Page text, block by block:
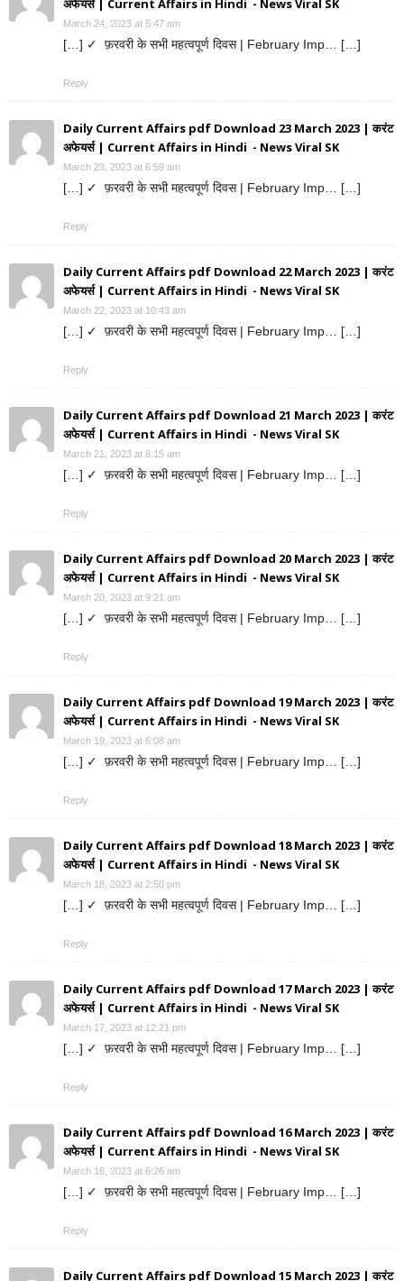
अफेयर्स | Current Affairs in Hindi - News Viral SK
March 24, 2023 at 5:47 am
[…] ✓ फ़रवरी के सभी महत्वपूर्ण दिवस | February Imp… […]
Reply
Daily Current Affairs pdf Download 23 March 2023 | करंट
अफेयर्स | Current Affairs in Hindi - News Viral SK
March 23, 2023 at 6:59 am
[…] ✓ फ़रवरी के सभी महत्वपूर्ण दिवस | February Imp… […]
Reply
Daily Current Affairs pdf Download 22 March 2023 | करंट
अफेयर्स | Current Affairs in Hindi - News Viral SK
March 22, 2023 at 10:43 am
[…] ✓ फ़रवरी के सभी महत्वपूर्ण दिवस | February Imp… […]
Reply
Daily Current Affairs pdf Download 21 March 2023 | करंट
अफेयर्स | Current Affairs in Hindi - News Viral SK
March 21, 2023 at 8:15 am
[…] ✓ फ़रवरी के सभी महत्वपूर्ण दिवस | February Imp… […]
Reply
Daily Current Affairs pdf Download 20 March 2023 | करंट
अफेयर्स | Current Affairs in Hindi - News Viral SK
March 20, 2023 at 9:21 am
[…] ✓ फ़रवरी के सभी महत्वपूर्ण दिवस | February Imp… […]
Reply
Daily Current Affairs pdf Download 19 March 2023 | करंट
अफेयर्स | Current Affairs in Hindi - News Viral SK
March 19, 2023 at 6:08 am
[…] ✓ फ़रवरी के सभी महत्वपूर्ण दिवस | February Imp… […]
Reply
Daily Current Affairs pdf Download 18 March 2023 | करंट
अफेयर्स | Current Affairs in Hindi - News Viral SK
March 18, 2023 at 2:50 pm
[…] ✓ फ़रवरी के सभी महत्वपूर्ण दिवस | February Imp… […]
Reply
Daily Current Affairs pdf Download 17 March 2023 | करंट
अफेयर्स | Current Affairs in Hindi - News Viral SK
March 17, 2023 at 12:21 pm
[…] ✓ फ़रवरी के सभी महत्वपूर्ण दिवस | February Imp… […]
Reply
Daily Current Affairs pdf Download 16 March 2023 | करंट
अफेयर्स | Current Affairs in Hindi - News Viral SK
March 16, 2023 at 6:26 am
[…] ✓ फ़रवरी के सभी महत्वपूर्ण दिवस | February Imp… […]
Reply
Daily Current Affairs pdf Download 15 March 2023 | करंट